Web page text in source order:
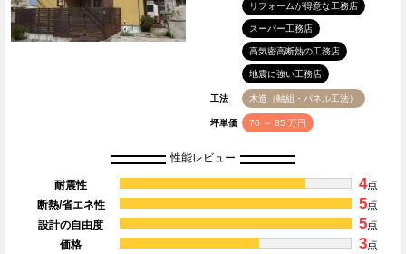
リフォームが得意な工務店
スーパー工務店
高気密高断熱の工務店
地震に強い工務店
工法 木造（軸組・パネル工法）
坪単価 70 ～ 85 万円
性能レビュー
耐震性 4点
断熱/省エネ性
5点
設計の自由度
5点
価格
3点